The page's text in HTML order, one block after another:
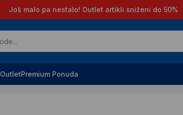
Još malo pa nestalo! Outlet artikli sniženi do 50%
OutletPremium Ponuda